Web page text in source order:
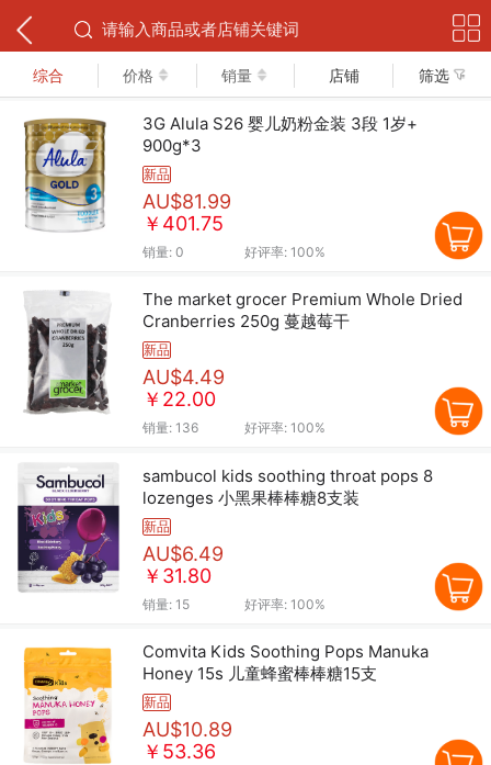
综合 价格 销量 店铺 筛选
3G Alula S26 婴儿奶粉金装 3段 1岁+
900g*3
新品
AU$81.99
￥401.75
销量: 0 好评率: 100%
The market grocer Premium Whole Dried
Cranberries 250g 蔓越莓干
新品
AU$4.49
￥22.00
销量: 136 好评率: 100%
sambucol kids soothing throat pops 8
lozenges 小黑果棒棒糖8支装
新品
AU$6.49
￥31.80
销量: 15 好评率: 100%
Comvita Kids Soothing Pops Manuka
Honey 15s 儿童蜂蜜棒棒糖15支
新品
AU$10.89
￥53.36